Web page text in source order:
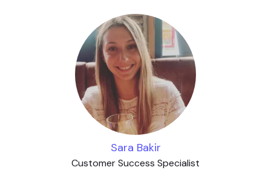
Sara Bakir
Customer Success Specialist